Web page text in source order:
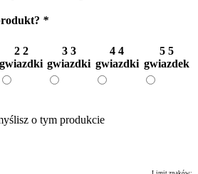
*
2 2
gwiazdki
3 3
gwiazdki
4 4
gwiazdki
5 5
gwiazdek
o tym produkcie